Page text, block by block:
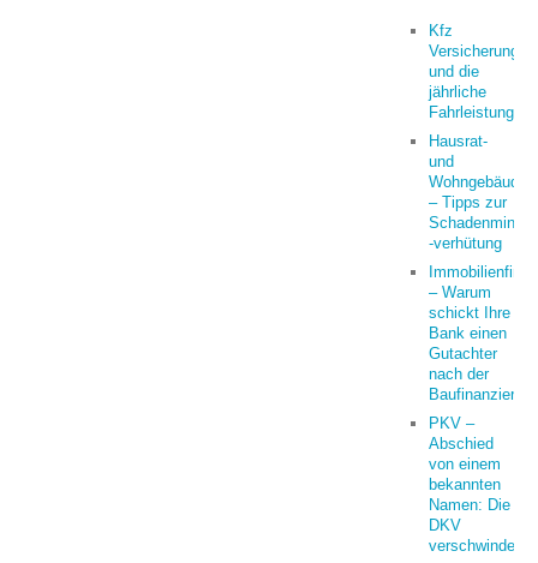
Kfz
Versicherung
und die
jährliche
Fahrleistung
Hausrat-
und
– Tipps zur
-verhütung
– Warum
schickt Ihre
Bank einen
Gutachter
nach der
PKV –
Abschied
von einem
bekannten
Namen: Die
DKV
verschwindet